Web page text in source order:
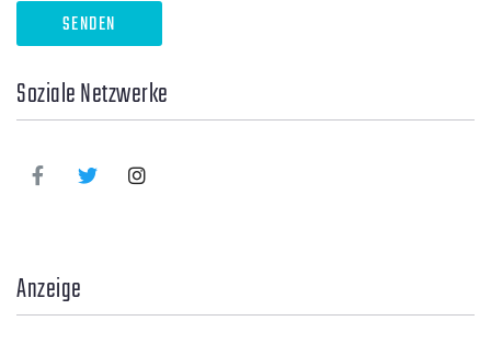
Soziale Netzwerke
Anzeige